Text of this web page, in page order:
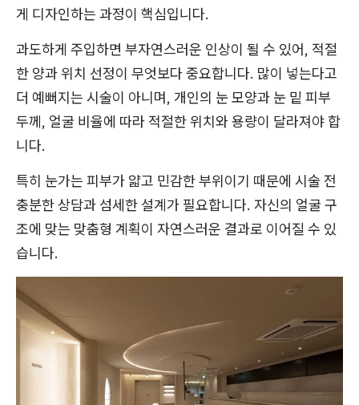
게 디자인하는 과정이 핵심입니다.
과도하게 주입하면 부자연스러운 인상이 될 수 있어, 적절
한 양과 위치 선정이 무엇보다 중요합니다. 많이 넣는다고
더 예뻐지는 시술이 아니며, 개인의 눈 모양과 눈 밑 피부
두께, 얼굴 비율에 따라 적절한 위치와 용량이 달라져야 합
니다.
특히 눈가는 피부가 얇고 민감한 부위이기 때문에 시술 전
충분한 상담과 섬세한 설계가 필요합니다. 자신의 얼굴 구
조에 맞는 맞춤형 계획이 자연스러운 결과로 이어질 수 있
습니다.